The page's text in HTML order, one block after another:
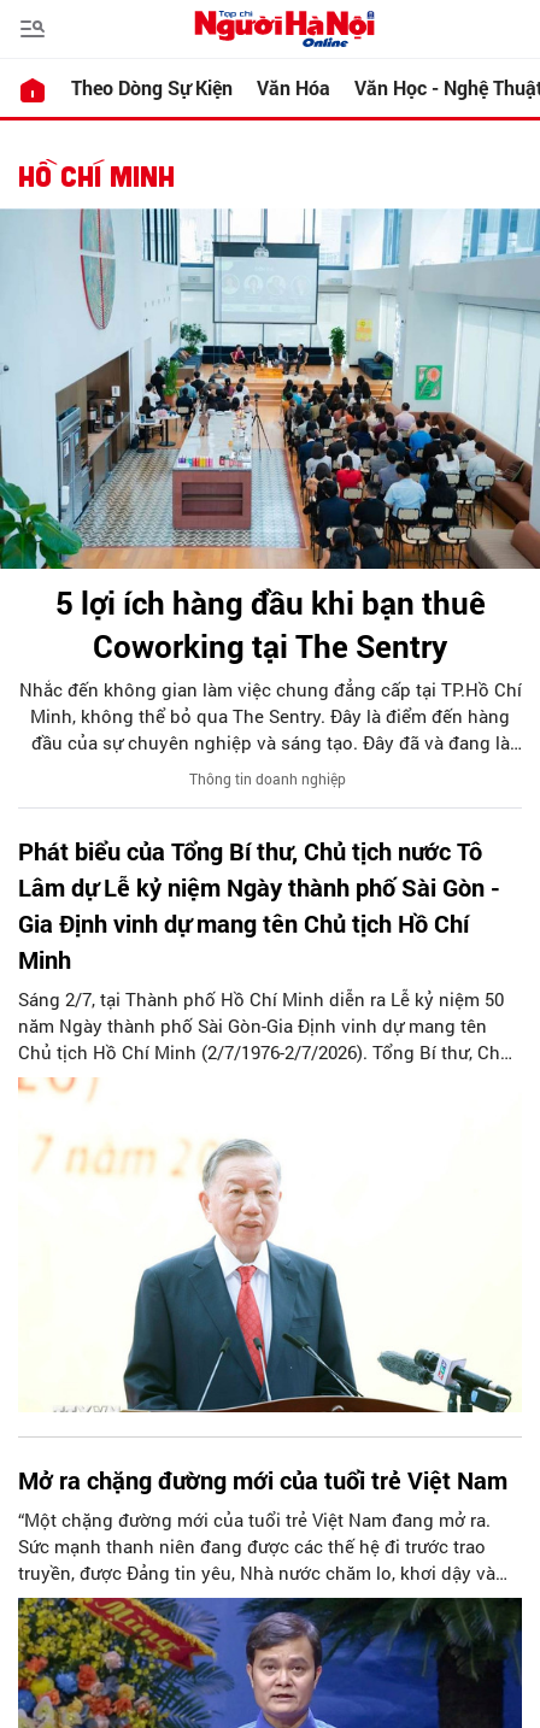
Theo Dòng Sự Kiện Văn Hóa Văn Học - Nghệ
HỒ CHÍ MINH
5 lợi ích hàng đầu khi bạn thuê
Coworking tại The Sentry
Nhắc đến không gian làm việc chung đẳng cấp tại TP.Hồ Chí
Minh, không thể bỏ qua The Sentry. Đây là điểm đến hàng
đầu của sự chuyên nghiệp và sáng tạo. Đây đã và đang là
lựa chọn ưu tiên của đông đảo doanh nghiệp cũng như cá
nhân khi tìm kiếm một văn phòng làm việc chuẩn mực giữa
Thông tin doanh nghiệp
Phát biểu của Tổng Bí thư, Chủ tịch nước Tô
Lâm dự Lễ kỷ niệm Ngày thành phố Sài Gòn -
Gia Định vinh dự mang tên Chủ tịch Hồ Chí
Minh
Sáng 2/7, tại Thành phố Hồ Chí Minh diễn ra Lễ kỷ niệm 50
năm Ngày thành phố Sài Gòn-Gia Định vinh dự mang tên
Chủ tịch Hồ Chí Minh (2/7/1976-2/7/2026). Tổng Bí thư, Chủ
tịch nước Tô Lâm dự và phát biểu. Tạp chí Người Hà Nội trân
trọng giới thiệu toàn văn bài phát biểu của Tổng Bí thư, Chủ
tịch nước Tô Lâm tại buổi lễ.
Mở ra chặng đường mới của tuổi trẻ Việt Nam
“Một chặng đường mới của tuổi trẻ Việt Nam đang mở ra.
Sức mạnh thanh niên đang được các thế hệ đi trước trao
truyền, được Đảng tin yêu, Nhà nước chăm lo, khơi dậy và
trao gửi trọng trách trước Tổ quốc, Nhân dân và thanh thiếu
nhi”, đồng chí Bùi Quang Huy - Ủy viên Ban Chấp hành
Trung ương Đảng, Bí thư thứ nhất Ban Chấp hành Trung
ương Đoàn nhấn mạnh trong bài phát biểu tại Phiên trọng
thể Đại hội đại biểu toàn quốc Đoàn TNCS Hồ Chí Minh lần